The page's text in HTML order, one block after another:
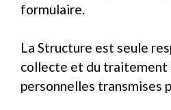
formulaire.
La Structure est seule
collecte et du traitement
personnelles transmises